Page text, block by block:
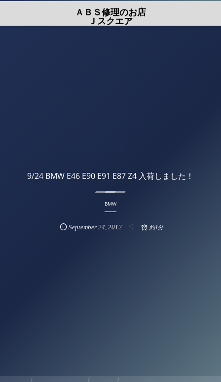
ＡＢＳ修理のお店
Ｊスクエア
9/24 BMW E46 E90 E91 E87 Z4 入荷しました！
BMW
September 24,2012 約1分